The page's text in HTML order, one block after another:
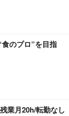
のプロ”を目指
業月20h/転勤なし